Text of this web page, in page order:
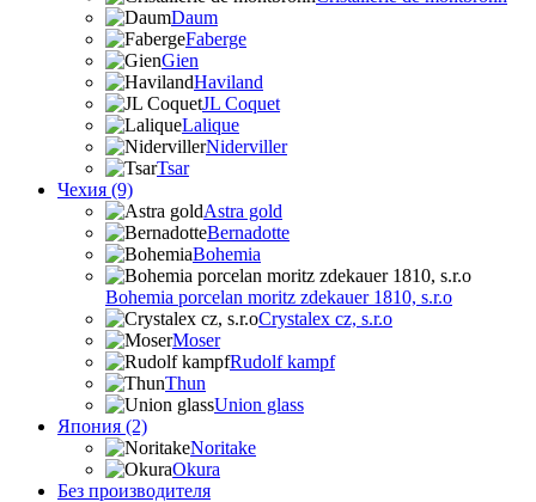
Daum
Faberge
Gien
Haviland
JL Coquet
Lalique
Niderviller
Tsar
Чехия (9)
Astra gold
Bernadotte
Bohemia
Bohemia porcelan moritz zdekauer 1810, s.r.o
Crystalex cz, s.r.o
Moser
Rudolf kampf
Thun
Union glass
Япония (2)
Noritake
Okura
Без производителя